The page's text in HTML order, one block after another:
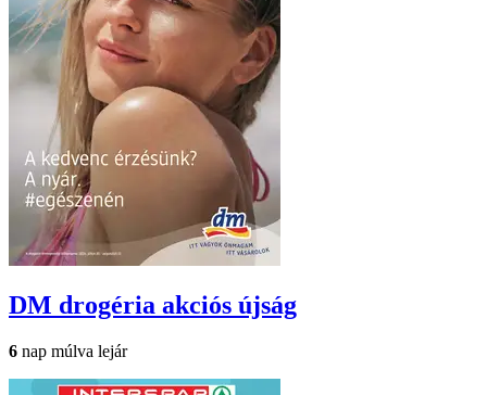
DM drogéria akciós újság
6 nap múlva lejár